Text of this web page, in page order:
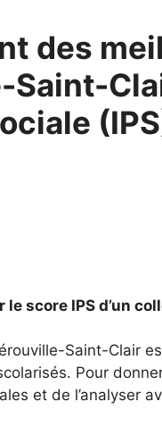
des
score IPS d’un
Saint-Clair
Pour
et de l’analyser